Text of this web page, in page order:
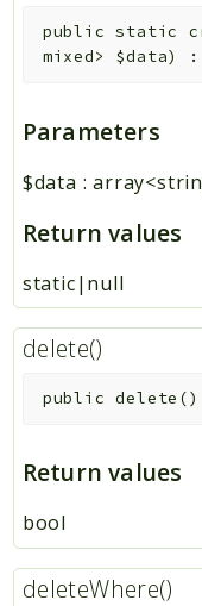
public static
mixed> $data) :
Parameters
$data :
Return values
static|null
delete()
public delete ()
Return values
bool
deleteWhere()